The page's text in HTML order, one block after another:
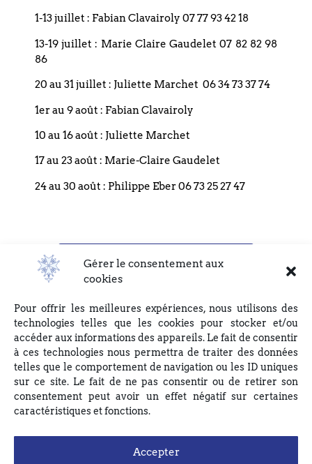
Gérer le consentement aux
cookies
Pour offrir les meilleures expériences, nous utilisons des
technologies telles que les cookies pour stocker et/ou
accéder aux informations des appareils. Le fait de consentir
à ces technologies nous permettra de traiter des données
telles que le comportement de navigation ou les ID uniques
sur ce site. Le fait de ne pas consentir ou de retirer son
consentement peut avoir un effet négatif sur certaines
caractéristiques et fonctions.
Accepter
enregistrées dans un fichier informatisé géré par l'Eglise
Réformée du Bouclier, et sont nécessaires afin de traiter vos
gestion, et ne sont en aucun cas transmises à des tiers.
écrivant par courrier à l’adresse suivante : EGLISE REFORMEE
DU BOUCLIER, 4 rue du Bouclier, 67000 STRASBOURG ou en
écrivant à eglise(at)lebouclier.fr
Je m'abonne
1-13 juillet : Fabian Clavairoly 07 77 93 42 18
13-19 juillet : Marie Claire Gaudelet 07 82 82 98
86
20 au 31 juillet : Juliette Marchet 06 34 73 37 74
1er au 9 août : Fabian Clavairoly
10 au 16 août : Juliette Marchet
17 au 23 août : Marie-Claire Gaudelet
24 au 30 août : Philippe Eber 06 73 25 27 47
Consulter les éditos précédents